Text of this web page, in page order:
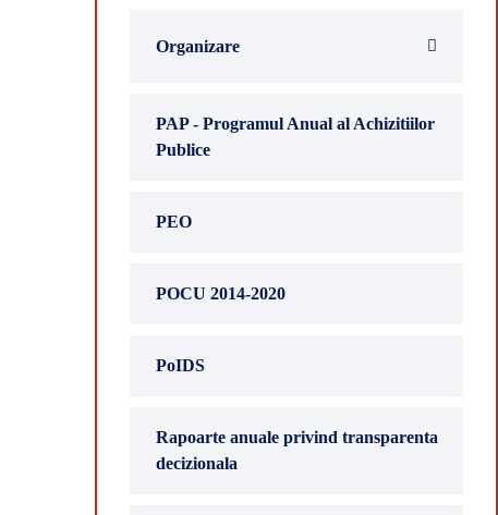
Organizare
PAP - Programul Anual al Achizitiilor
Publice
PEO
POCU 2014-2020
PoIDS
Rapoarte anuale privind transparenta
decizionala